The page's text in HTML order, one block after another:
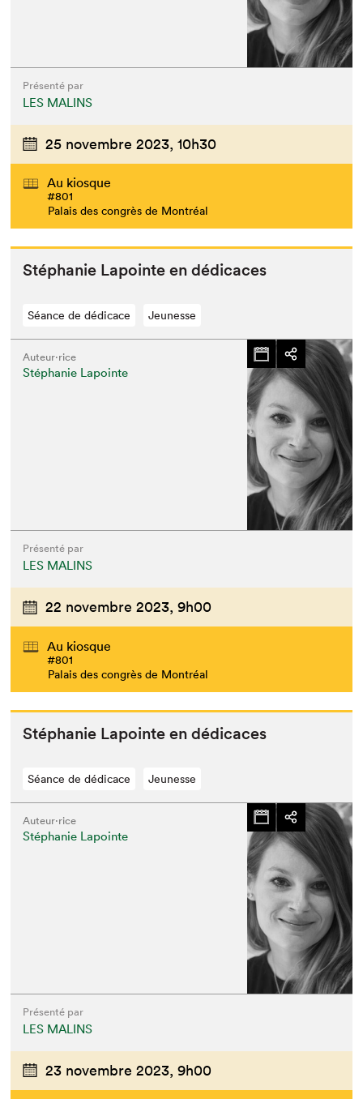
Présenté par
LES MALINS
25 novembre 2023, 10h30
Au kiosque
#801
Palais des congrès de Montréal
Stéphanie Lapointe en dédicaces
Séance de dédicace Jeunesse
Auteur·rice
Stéphanie Lapointe
Présenté par
LES MALINS
22 novembre 2023, 9h00
Au kiosque
#801
Palais des congrès de Montréal
Stéphanie Lapointe en dédicaces
Séance de dédicace Jeunesse
Auteur·rice
Stéphanie Lapointe
Présenté par
LES MALINS
23 novembre 2023, 9h00